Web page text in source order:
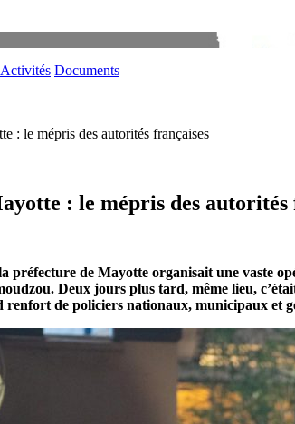
Activités Documents
: le mépris des autorités françaises
: le mépris des autorités
préfecture de Mayotte organisait une vaste
Deux jours plus tard, même lieu,
renfort de policiers nationaux, municipaux et